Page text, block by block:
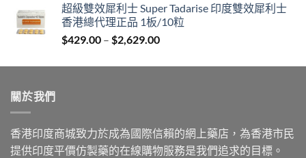
$489.00
through
$3,229.00
超級雙效犀利士 Super Tadarise 印度雙效犀利士
香港總代理正品 1板/10粒
$429.00 – $2,629.00Price
$429.00
關於我們
香港印度商城致力於成為國際信賴的網上藥店，為香港市民
提供印度平價仿製藥的在線購物服務是我們追求的目標。